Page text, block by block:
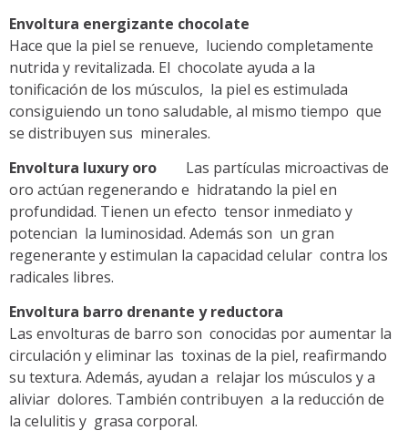
Envoltura energizante chocolate
Hace que la piel se renueve, luciendo completamente
nutrida y revitalizada. El chocolate ayuda a la
tonificación de los músculos, la piel es estimulada
consiguiendo un tono saludable, al mismo tiempo que
se distribuyen sus minerales.
Envoltura luxury oro Las partículas microactivas de
oro actúan regenerando e hidratando la piel en
profundidad. Tienen un efecto tensor inmediato y
potencian la luminosidad. Además son un gran
regenerante y estimulan la capacidad celular contra los
radicales libres.
Envoltura barro drenante y reductora
Las envolturas de barro son conocidas por aumentar la
circulación y eliminar las toxinas de la piel, reafirmando
su textura. Además, ayudan a relajar los músculos y a
aliviar dolores. También contribuyen a la reducción de
la celulitis y grasa corporal.